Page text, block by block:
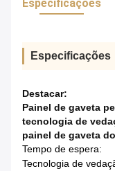
Especificações
Especificações
Destacar:
Painel de gaveta
tecnologia de
painel de gaveta
Tempo de espera:
Tecnologia de